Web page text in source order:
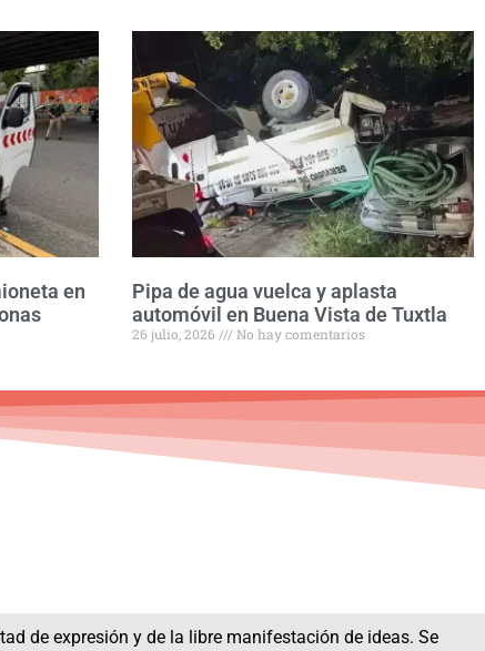
en
Pipa de agua vuelca y aplasta
automóvil en Buena Vista de Tuxtla
26 julio, 2026 No hay comentarios
de expresión y de la libre manifestación de ideas. Se